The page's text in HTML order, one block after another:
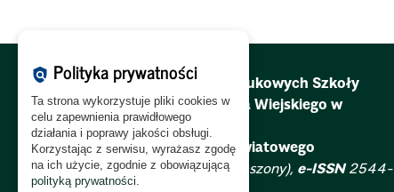
Redakcja Zeszytów Naukowych Szkoły
Głównej Gospodarstwa Wiejskiego w
Warszawie.
Problemy Rolnictwa Światowego
ISSN2081-6960 (zawieszony), e-ISSN2544-
policy Polityka prywatności
Ta strona wykorzystuje pliki cookies w
celu zapewnienia prawidłowego
działania i poprawy jakości obsługi.
Korzystając z serwisu, wyrażasz zgodę
na ich użycie, zgodnie z obowiązującą
polityką prywatności